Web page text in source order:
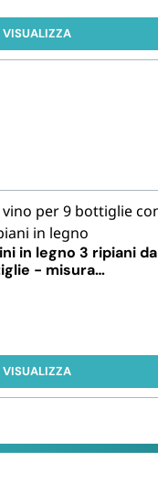
VISUALIZZA
in legno 3 ripiani da
- misura
VISUALIZZA